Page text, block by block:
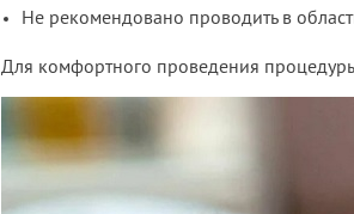
Не рекомендовано проводить в
Для комфортного проведения